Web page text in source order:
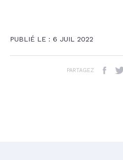
PUBLIÉ LE : 6 JUIL 2022
PARTAGEZ